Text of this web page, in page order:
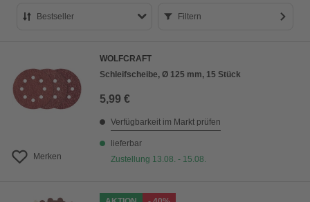
Bestseller
Preis aufsteigend
Preis absteigend
Filtern
Merken
WOLFCRAFT
Schleifscheibe, Ø 125 mm, 15 Stück
5,99 €
Verfügbarkeit im Markt prüfen
lieferbar
Zustellung 13.08. - 15.08.